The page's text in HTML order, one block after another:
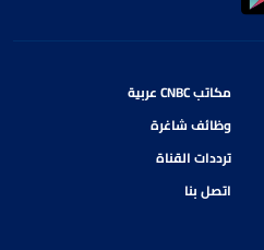
مكاتب CNBC عربية
وظائف شاغرة
ترددات القناة
اتصل بنا